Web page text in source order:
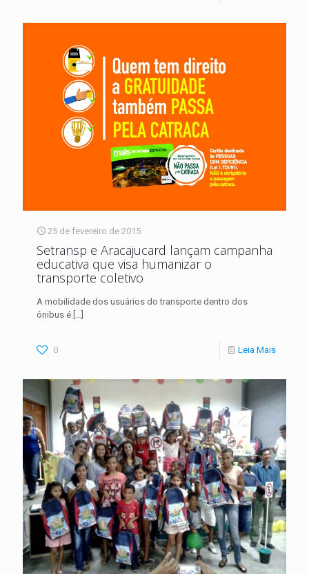
25 de fevereiro de 2015
Setransp e Aracajucard lançam campanha
educativa que visa humanizar o
transporte coletivo
A mobilidade dos usuários do transporte dentro dos
ônibus é […]
0 Leia Mais